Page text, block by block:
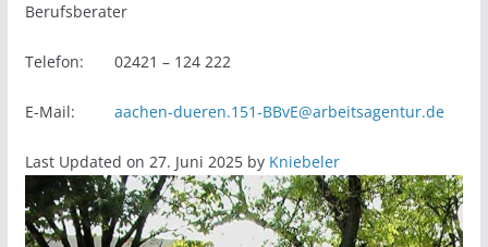
Berufsberater
Telefon: 02421 – 124 222
E-Mail: aachen-dueren.151-BBvE@arbeitsagentur.de
Last Updated on 27. Juni 2025 by Kniebeler